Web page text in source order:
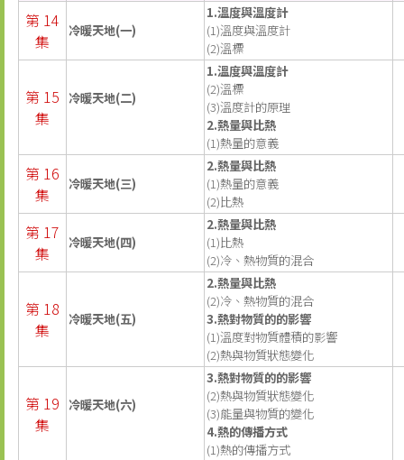
第 14
集
冷暖天地(一)
1.溫度與溫度計
(1)溫度與溫度計
(2)溫標
第 15
集
冷暖天地(二)
1.溫度與溫度計
(2)溫標
(3)溫度計的原理
2.熱量與比熱
(1)熱量的意義
第 16
集
冷暖天地(三)
2.熱量與比熱
(1)熱量的意義
(2)比熱
第 17
集
冷暖天地(四)
2.熱量與比熱
(1)比熱
(2)冷、熱物質的混合
第 18
集
冷暖天地(五)
2.熱量與比熱
(2)冷、熱物質的混合
3.熱對物質的的影響
(1)溫度對物質體積的影響
(2)熱與物質狀態變化
第 19
集
冷暖天地(六)
3.熱對物質的的影響
(2)熱與物質狀態變化
(3)能量與物質的變化
4.熱的傳播方式
(1)熱的傳播方式